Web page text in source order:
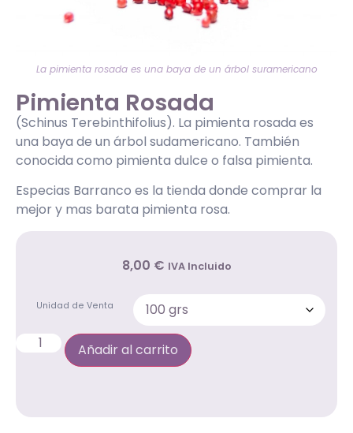
La pimienta rosada es una baya de un árbol suramericano
Pimienta Rosada
(Schinus Terebinthifolius). La pimienta rosada es
una baya de un árbol sudamericano. También
conocida como pimienta dulce o falsa pimienta.
Especias Barranco es la tienda donde comprar la
mejor y mas barata pimienta rosa.
8,00 € IVA Incluido
Unidad de Venta
Añadir al carrito